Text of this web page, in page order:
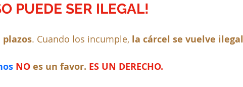
PUEDE SER ILEGAL!
. Cuando los incumple, la cárcel se vuelve ilegal
NO es un favor. ES UN DERECHO.